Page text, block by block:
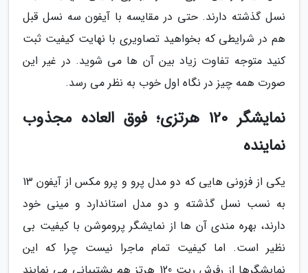
نسل گذشته دارند. حتی در مقایسه با آیفون سه نسل قبل
هم در شرایطی که بخواهید تصاویری با نهایت کیفیت ثبت
کنید متوجه تفاوت زیاد بین آن ها می شوید. در غیر این
صورت همه چیز در نگاه اول خوب به نظر می رسد.
نمایشگر 120 هرتزی؛ فوق العاده مجذوب
نماینده
یکی از فزونی هایی که دو مدل پرو و پرو مکس از آیفون 13
به نسب نسل گذشته و دو مدل استاندارد و مینی خود
دارند، بهره مندی آن ها از نمایشگر پروموشن با کیفیت بی
نظیر است. اما کیفیت تمام ماجرا نیست چرا که این